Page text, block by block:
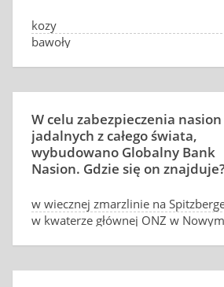
kozy
bawoły
W celu zabezpieczenia
jadalnych z całego świata,
wybudowano Globalny Bank
Nasion. Gdzie się on
w wiecznej zmarzlinie na
w kwaterze głównej ONZ w